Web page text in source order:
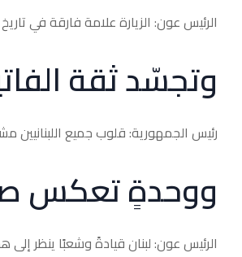
الرئيس عون: الزيارة علامة فارقة في
وتجسّد ثقة
رئيس الجمهورية: قلوب جميع اللبنانيين
ووحدةٍ تعكس
الرئيس عون: لبنان قيادةً وشعبًا ينظر إلى